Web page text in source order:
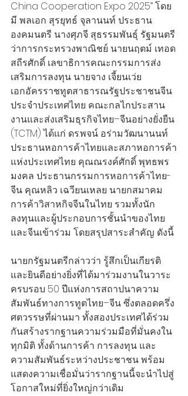
China Cooperation Expo 2025” โดย
มี พลเอก สุรยุทธ์ จุลานนท์ ประธาน
องคมนตรี นางศุภจี สุธรรมพันธุ์ รัฐมนตรี
ว่าการกระทรวงพาณิชย์ นายนฤตม์ เทอด
สถีรศักดิ์ เลขาธิการคณะกรรมการส่ง
เสริมการลงทุน นายจาง เจี้ยนเว่ย
เอกอัครราชทูตสาธารณรัฐประชาชนจีน
ประจำประเทศไทย คณะกลไกประสาน
งานและส่งเสริมธุรกิจไทย–จีนอย่างยั่งยืน
(TCTM) ได้เเก่ ดร.พจน์ อร่ามวัฒนานนท์
ประธานหอการค้าไทยและสภาหอการค้า
แห่งประเทศไทย คุณณรงค์ศักดิ์ พุทธพร
มงคล ประธานกรรมการหอการค้าไทย-
จีน คุณหลิว เฉวียนเหลย นายกสมาคม
การค้าวิสาหกิจจีนในไทย รวมทั้งนัก
ลงทุนและผู้ประกอบการชั้นนำของไทย
และจีนเข้าร่วม โดยสรุปสาระสำคัญ ดังนี้
นายกรัฐมนตรีกล่าวว่า รู้สึกเป็นเกียรติ
และยินดีอย่างยิ่งที่ได้มาร่วมงานในวาระ
ครบรอบ 50 ปีแห่งการสถาปนาความ
สัมพันธ์ทางการทูตไทย–จีน ซึ่งตลอดครึ่ง
ศตวรรษที่ผ่านมา ทั้งสองประเทศได้ร่วม
กันสร้างรากฐานความร่วมมือที่มั่นคงใน
ทุกมิติ ทั้งด้านการค้า การลงทุน และ
ความสัมพันธ์ระหว่างประชาชน พร้อม
แสดงความเชื่อมั่นว่ารากฐานนี้จะนำไปสู่
โอกาสใหม่ที่ยิ่งใหญ่กว่าเดิม